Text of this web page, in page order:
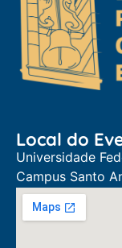
Local do
Universidade
Campus Santo